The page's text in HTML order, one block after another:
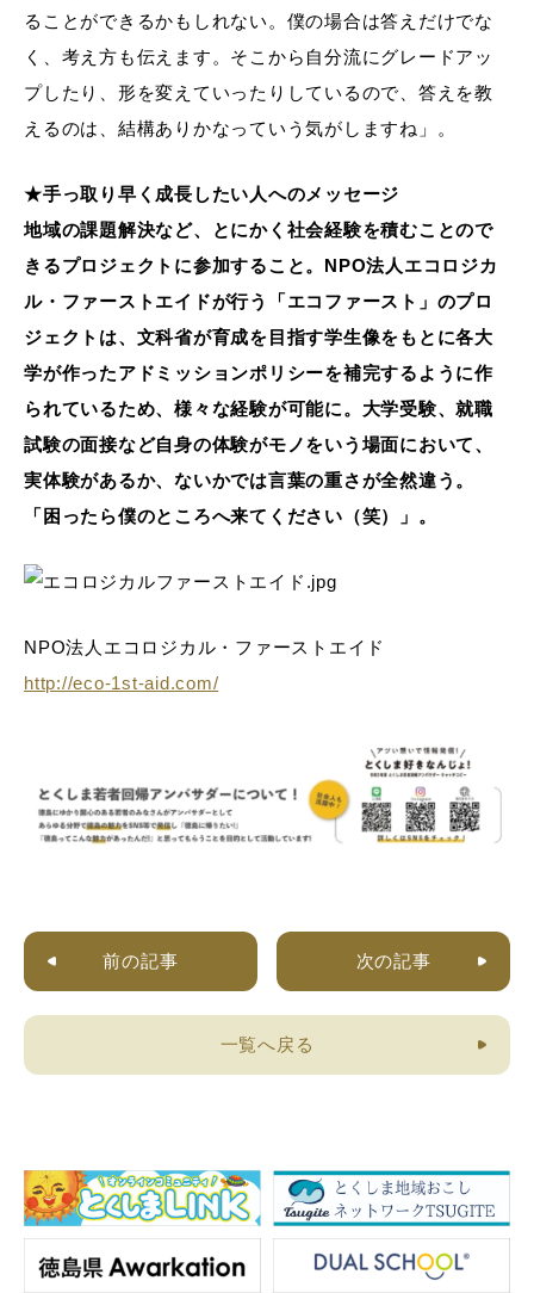
ることができるかもしれない。僕の場合は答えだけでな
く、考え方も伝えます。そこから自分流にグレードアッ
プしたり、形を変えていったりしているので、答えを教
えるのは、結構ありかなっていう気がしますね」。
★手っ取り早く成長したい人へのメッセージ
地域の課題解決など、とにかく社会経験を積むことので
きるプロジェクトに参加すること。NPO法人エコロジカ
ル・ファーストエイドが行う「エコファースト」のプロ
ジェクトは、文科省が育成を目指す学生像をもとに各大
学が作ったアドミッションポリシーを補完するように作
られているため、様々な経験が可能に。大学受験、就職
試験の面接など自身の体験がモノをいう場面において、
実体験があるか、ないかでは言葉の重さが全然違う。
「困ったら僕のところへ来てください（笑）」。
NPO法人エコロジカル・ファーストエイド
http://eco-1st-aid.com/
前の記事 次の記事
一覧へ戻る